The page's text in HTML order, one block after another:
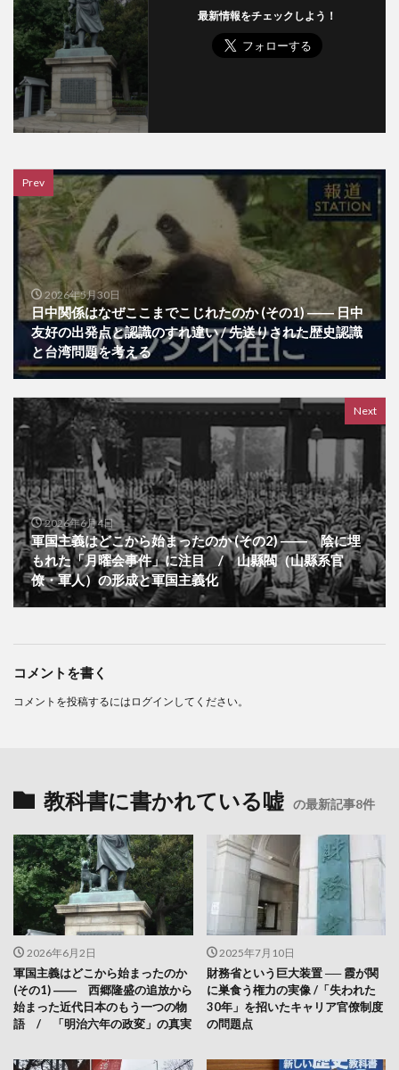
最新情報をチェックしよう！
Prev
2026年5月30日
日中関係はなぜここまでこじれたのか (その1) ―― 日中
友好の出発点と認識のすれ違い / 先送りされた歴史認識
と台湾問題を考える
Next
2026年6月4日
軍国主義はどこから始まったのか (その2) ―― 陰に埋
もれた「月曜会事件」に注目 / 山縣閥（山縣系官
僚・軍人）の形成と軍国主義化
コメントを書く
コメントを投稿するには ログイン してください。
教科書に書かれている嘘 の最新記事8件
2026年6月2日
軍国主義はどこから始まったのか
(その1) ―― 西郷隆盛の追放から
始まった近代日本のもう一つの物
語 / 「明治六年の政変」の真実
2025年7月10日
財務省という巨大装置 ── 霞が関
に巣食う権力の実像 /「失われた
30年」を招いたキャリア官僚制度
の問題点